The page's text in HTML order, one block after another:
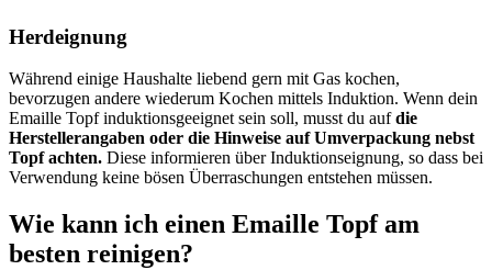
Herdeignung
Während einige Haushalte liebend gern mit Gas kochen,
bevorzugen andere wiederum Kochen mittels Induktion. Wenn dein
Emaille Topf induktionsgeeignet sein soll, musst du aufdie
Herstellerangaben oder die Hinweise auf Umverpackung nebst
Topf achten. Diese informieren über Induktionseignung, so dass bei
Verwendung keine bösen Überraschungen entstehen müssen.
Wie kann ich einen Emaille Topf am
besten reinigen?